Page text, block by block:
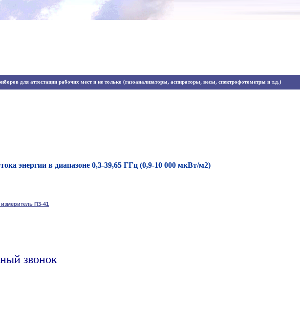
для аттестации рабочих мест и не только (газоанализаторы, аспираторы, весы, спектрофотометры и т.д.)
энергии в диапазоне 0,3-39,65 ГГц (0,9-10 000 мкВт/м2)
П3-41
звонок